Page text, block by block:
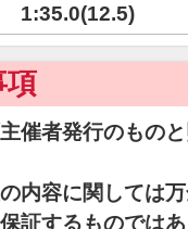
1:35.0(12.5)
項
催者発行のもの
内容に関しては
証するものでは